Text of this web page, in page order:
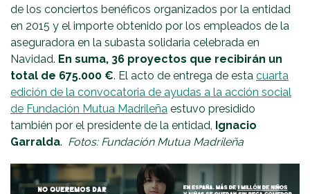
de los conciertos benéficos organizados por la entidad
en 2015 y el importe obtenido por los empleados de la
aseguradora en la subasta solidaria celebrada en
Navidad. En suma, 36 proyectos que recibirán un
total de 675.000 €. El acto de entrega de esta cuarta
edición de la convocatoria de ayudas a la acción social
de Fundación Mutua Madrileña estuvo presidido
también por el presidente de la entidad, Ignacio
Garralda. Fotos: Fundación Mutua Madrileña